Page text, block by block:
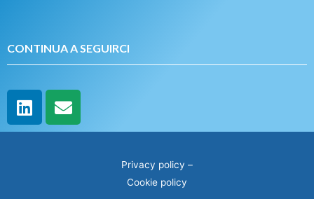
CONTINUA A SEGUIRCI
Privacy policy –
Cookie policy